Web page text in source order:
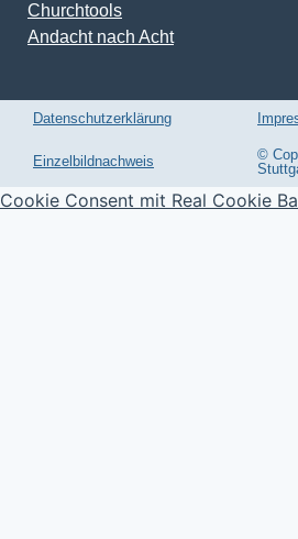
Churchtools
Andacht nach Acht
Datenschutzerklärung
Einzelbildnachweis
©
Cookie Consent mit Real Cookie